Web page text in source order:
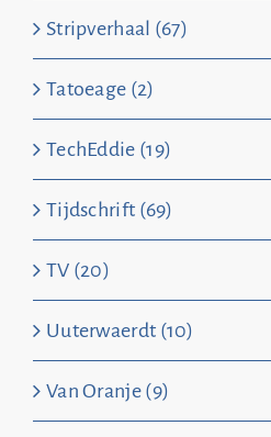
Stripverhaal (67)
Tatoeage (2)
TechEddie (19)
Tijdschrift (69)
TV (20)
Uuterwaerdt (10)
Van Oranje (9)